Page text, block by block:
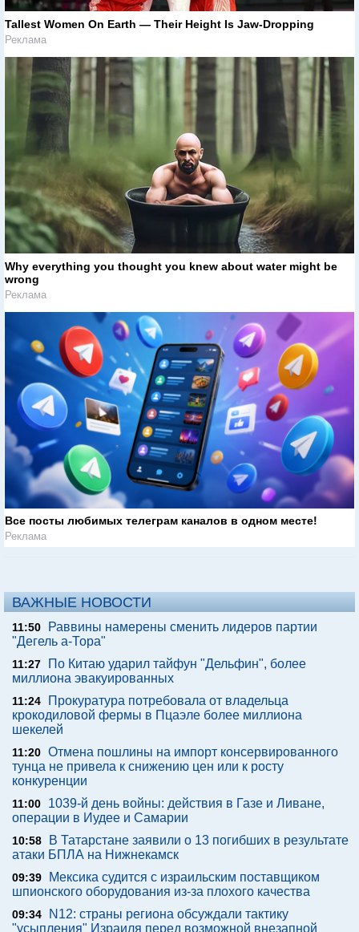
Tallest Women On Earth — Their Height Is Jaw-Dropping
Реклама
Why everything you thought you knew about water might be
wrong
Реклама
Все посты любимых телеграм каналов в одном месте!
Реклама
ВАЖНЫЕ НОВОСТИ
11:50
Раввины намерены сменить лидеров партии
"Дегель а-Тора"
11:27
По Китаю ударил тайфун "Дельфин", более
миллиона эвакуированных
11:24
Прокуратура потребовала от владельца
крокодиловой фермы в Пцаэле более миллиона
шекелей
11:20 Отмена пошлины на импорт консервированного
тунца не привела к снижению цен или к росту
конкуренции
11:00
1039-й день войны: действия в Газе и Ливане,
операции в Иудее и Самарии
10:58
В Татарстане заявили о 13 погибших в результате
атаки БПЛА на Нижнекамск
09:39
Мексика судится с израильским поставщиком
шпионского оборудования из-за плохого качества
09:34
N12: страны региона обсуждали тактику
"усыпления" Израиля перед возможной внезапной